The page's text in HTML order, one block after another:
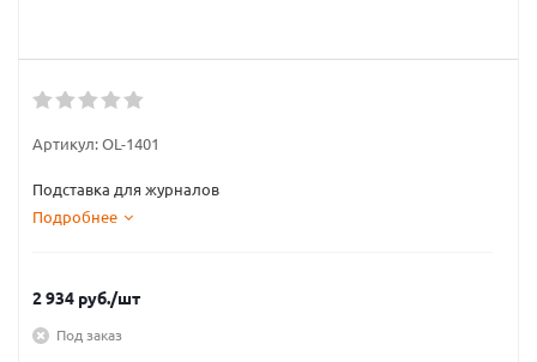
Артикул:OL-1401
Подставка для журналов
Подробнее
2 934 руб./шт
Под заказ